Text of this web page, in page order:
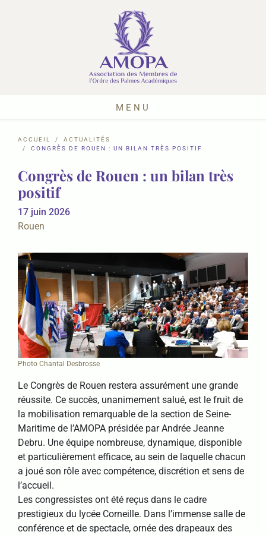
MENU
ACCUEIL
ACTUALITÉS
CONGRÈS DE ROUEN : UN BILAN TRÈS POSITIF
Congrès de Rouen : un bilan très
positif
17 juin 2026
Rouen
Photo Chantal Desbrosse
Le Congrès de Rouen restera assurément une grande
réussite. Ce succès, unanimement salué, est le fruit de
la mobilisation remarquable de la section de Seine-
Maritime de l’AMOPA présidée par Andrée Jeanne
Debru. Une équipe nombreuse, dynamique, disponible
et particulièrement efficace, au sein de laquelle chacun
a joué son rôle avec compétence, discrétion et sens de
l’accueil.
Les congressistes ont été reçus dans le cadre
prestigieux du lycée Corneille. Dans l’immense salle de
conférence et de spectacle, ornée des drapeaux des